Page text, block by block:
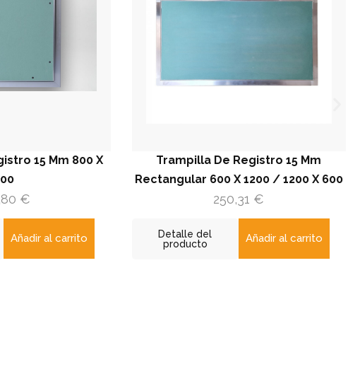
800 X
carrito
Trampilla De Registro 15 Mm
Rectangular 600 X 1200 / 1200 X 600
Detalle del
Añadir al carrito